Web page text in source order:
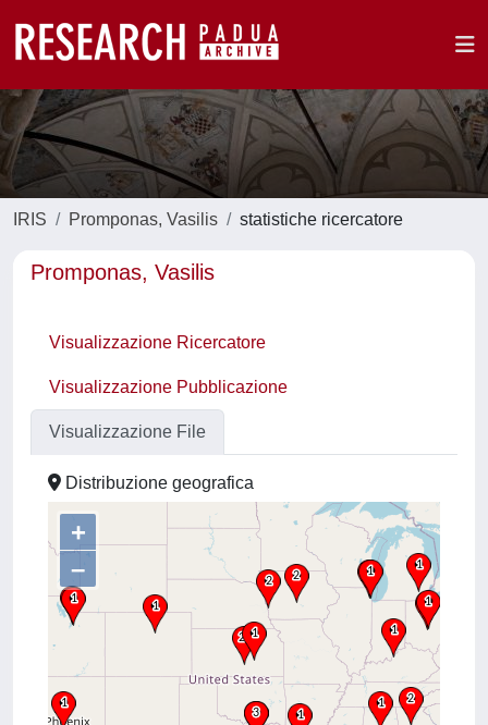
IRIS Promponas, Vasilis statistiche ricercatore
Promponas, Vasilis
Visualizzazione Ricercatore
Visualizzazione Pubblicazione
Visualizzazione File
Distribuzione geografica
+
–